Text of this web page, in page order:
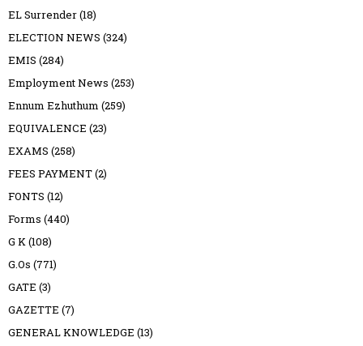
EL Surrender(18)
ELECTION NEWS (324)
EMIS (284)
Employment News (253)
Ennum Ezhuthum (259)
EQUIVALENCE (23)
EXAMS (258)
FEES PAYMENT(2)
FONTS (12)
Forms (440)
G K(108)
G.Os (771)
GATE (3)
GAZETTE (7)
GENERAL KNOWLEDGE (13)